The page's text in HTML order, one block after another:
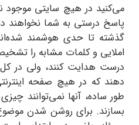
می‌کنید در هیچ سایتی موجود
پاسخ درستی به شما نخواهند
گذشته تا حدی هوشمند
املایی و کلمات مشابه را
درست هدایت کنند، ولی در کل
دهند که در هیچ صفحه
طور ساده، آنها نمی‌توانند
بسازند. برای روشن شدن